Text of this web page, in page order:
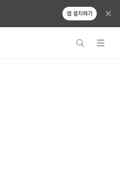
앱 설치하기